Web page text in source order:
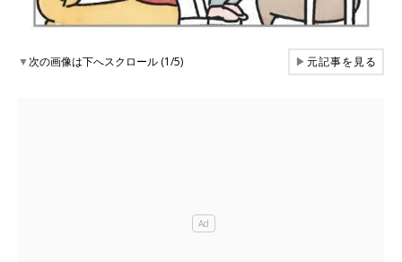
▼次の画像は下へスクロール (1/5) ▶元記事を見る